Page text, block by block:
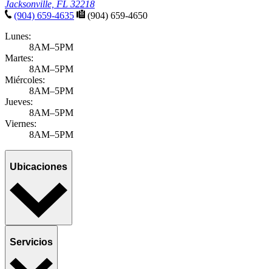
Jacksonville, FL 32218
(904) 659-4635
(904) 659-4650
Lunes:
8AM–5PM
Martes:
8AM–5PM
Miércoles:
8AM–5PM
Jueves:
8AM–5PM
Viernes:
8AM–5PM
Ubicaciones
Servicios